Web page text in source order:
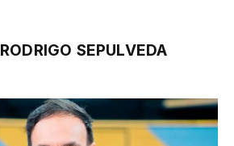
RODRIGO SEPULVEDA